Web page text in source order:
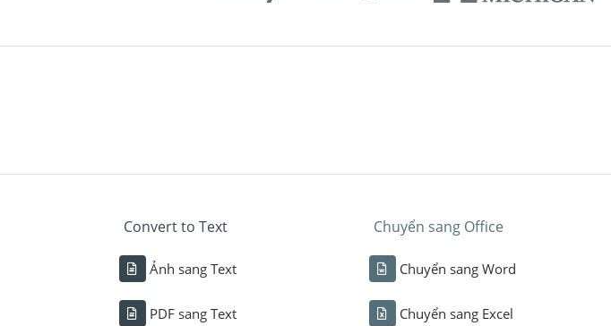
Convert to Text
Ảnh sang Text
PDF sang Text
Chuyển sang Office
Chuyển sang Word
Chuyển sang Excel